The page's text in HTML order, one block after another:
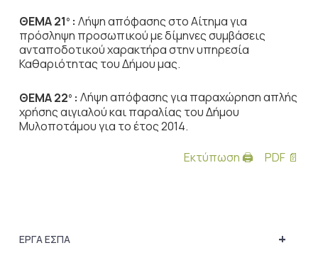
ΘΕΜΑ 21 ο: Λήψη απόφασης στο Αίτημα για
πρόσληψη προσωπικού με δίμηνεςσυμβάσεις
ανταποδοτικού χαρακτήρα στην υπηρεσία
Καθαριότητας του Δήμου μας.
ΘΕΜΑ 22ο: Λήψη απόφασης για παραχώρηση απλής
χρήσης αιγιαλού και παραλίας τουΔήμου
Μυλοποτάμου για το έτος 2014.
Εκτύπωση 🖨
PDF 📄
+
ΕΡΓΑ ΕΣΠΑ